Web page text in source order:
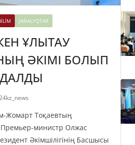
JAŃALYQTAR
ҰЛЫТАУ
ӘКІМІ БОЛЫП
Жомарт Тоқаевтың
министр Олжас
Әкімшілігінің Басшысы